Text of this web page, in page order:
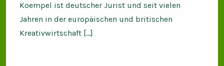
Koempel ist deutscher Jurist und seit vielen
Jahren in der europäischen und britischen
Kreativwirtschaft […]